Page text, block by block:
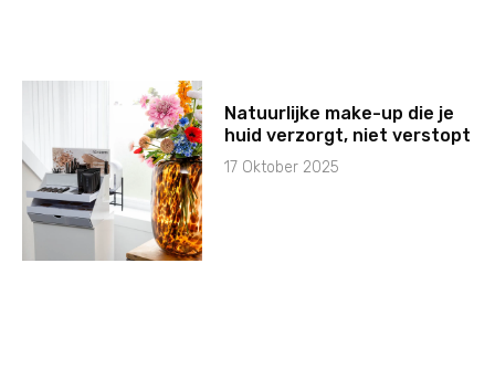
Natuurlijke make-up die je
huid verzorgt, niet verstopt
17 Oktober 2025